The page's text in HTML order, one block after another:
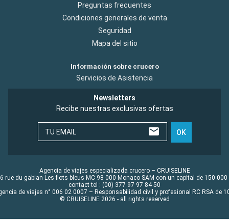
Preguntas frecuentes
Condiciones generales de venta
Seguridad
Mapa del sitio
Información sobre crucero
Servicios de Asistencia
Newsletters
Recibe nuestras exclusivas ofertas
TU EMAIL OK
Agencia de viajes especializada crucero – CRUISELINE
rue du gabian Les flots bleus MC 98 000 Monaco SAM con un capital de 150 000
contact tel : (00) 377 97 97 84 50
de viajes n° 006 02 0007 – Responsabilidad civil y profesional RC RSA de
© CRUISELINE 2026 - all rights reserved